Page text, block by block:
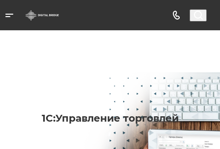
1С:Управление торговлей